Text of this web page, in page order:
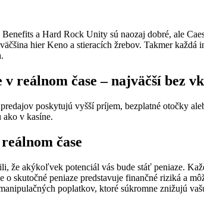
a Hard Rock Unity sú naozaj dobré, ale
hier Keno a stieracích žrebov. Takmer
reálnom čase – najväčší bez
poskytujú vyšší príjem, bezplatné otočky
v kasíne.
čase
že akýkoľvek potenciál vás bude stáť peniaze.
skutočné peniaze predstavuje finančné riziká a
poplatkov, ktoré súkromne znižujú